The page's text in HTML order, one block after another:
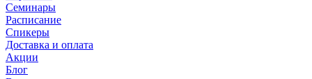
Семинары
Расписание
Спикеры
Доставка и оплата
Акции
Блог